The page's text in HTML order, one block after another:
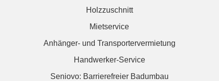
Holzzuschnitt
Mietservice
Anhänger- und Transportervermietung
Handwerker-Service
Seniovo: Barrierefreier Badumbau